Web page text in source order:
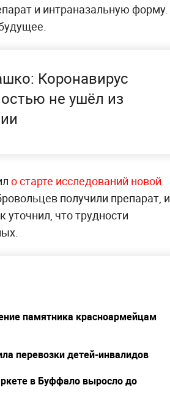
и интраназальную форму.
Коронавирус
не ушёл из
о старте исследований новой
получили препарат, и
что трудности
памятника красноармейцам
перевозки детей-инвалидов
в Буффало выросло до